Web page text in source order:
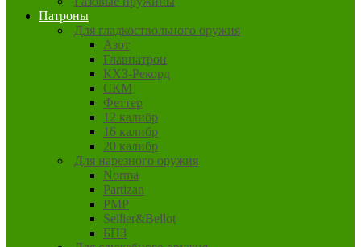
Патроны
Для гладкоствольного оружия
Азот
Главпатрон
КХЗ-Рекорд
СКМ
Феттер
12 калибр
16 калибр
20 калибр
Для нарезного оружия
Norma
Partizan
PMP
Sellier&Bellot
БПЗ